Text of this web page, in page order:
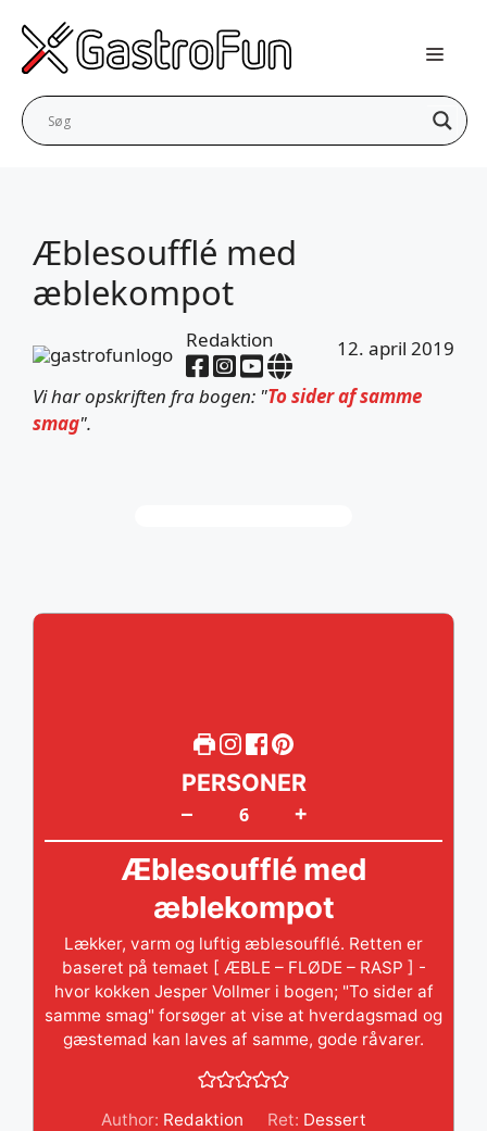
indhold
Æblesoufflé med
æblekompot
Redaktion
12. april 2019
Vi har opskriften fra bogen: "To sider af samme
smag".
– +
PERSONER
Æblesoufflé med
æblekompot
Lækker, varm og luftig æblesoufflé. Retten er
baseret på temaet [ ÆBLE – FLØDE – RASP ] -
hvor kokken Jesper Vollmer i bogen; "To sider af
samme smag" forsøger at vise at hverdagsmad og
gæstemad kan laves af samme, gode råvarer.
Author: Redaktion Ret: Dessert